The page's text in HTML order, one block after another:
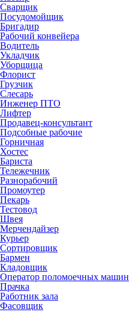
Сварщик
Посудомойщик
Бригадир
Рабочий конвейера
Водитель
Укладчик
Уборщица
Флорист
Грузчик
Слесарь
Инженер ПТО
Лифтер
Продавец-консультант
Подсобные рабочие
Горничная
Хостес
Бариста
Тележечник
Разнорабочий
Промоутер
Пекарь
Тестовод
Швея
Мерчендайзер
Курьер
Сортировщик
Бармен
Кладовщик
Оператор поломоечных машин
Прачка
Работник зала
Фасовщик